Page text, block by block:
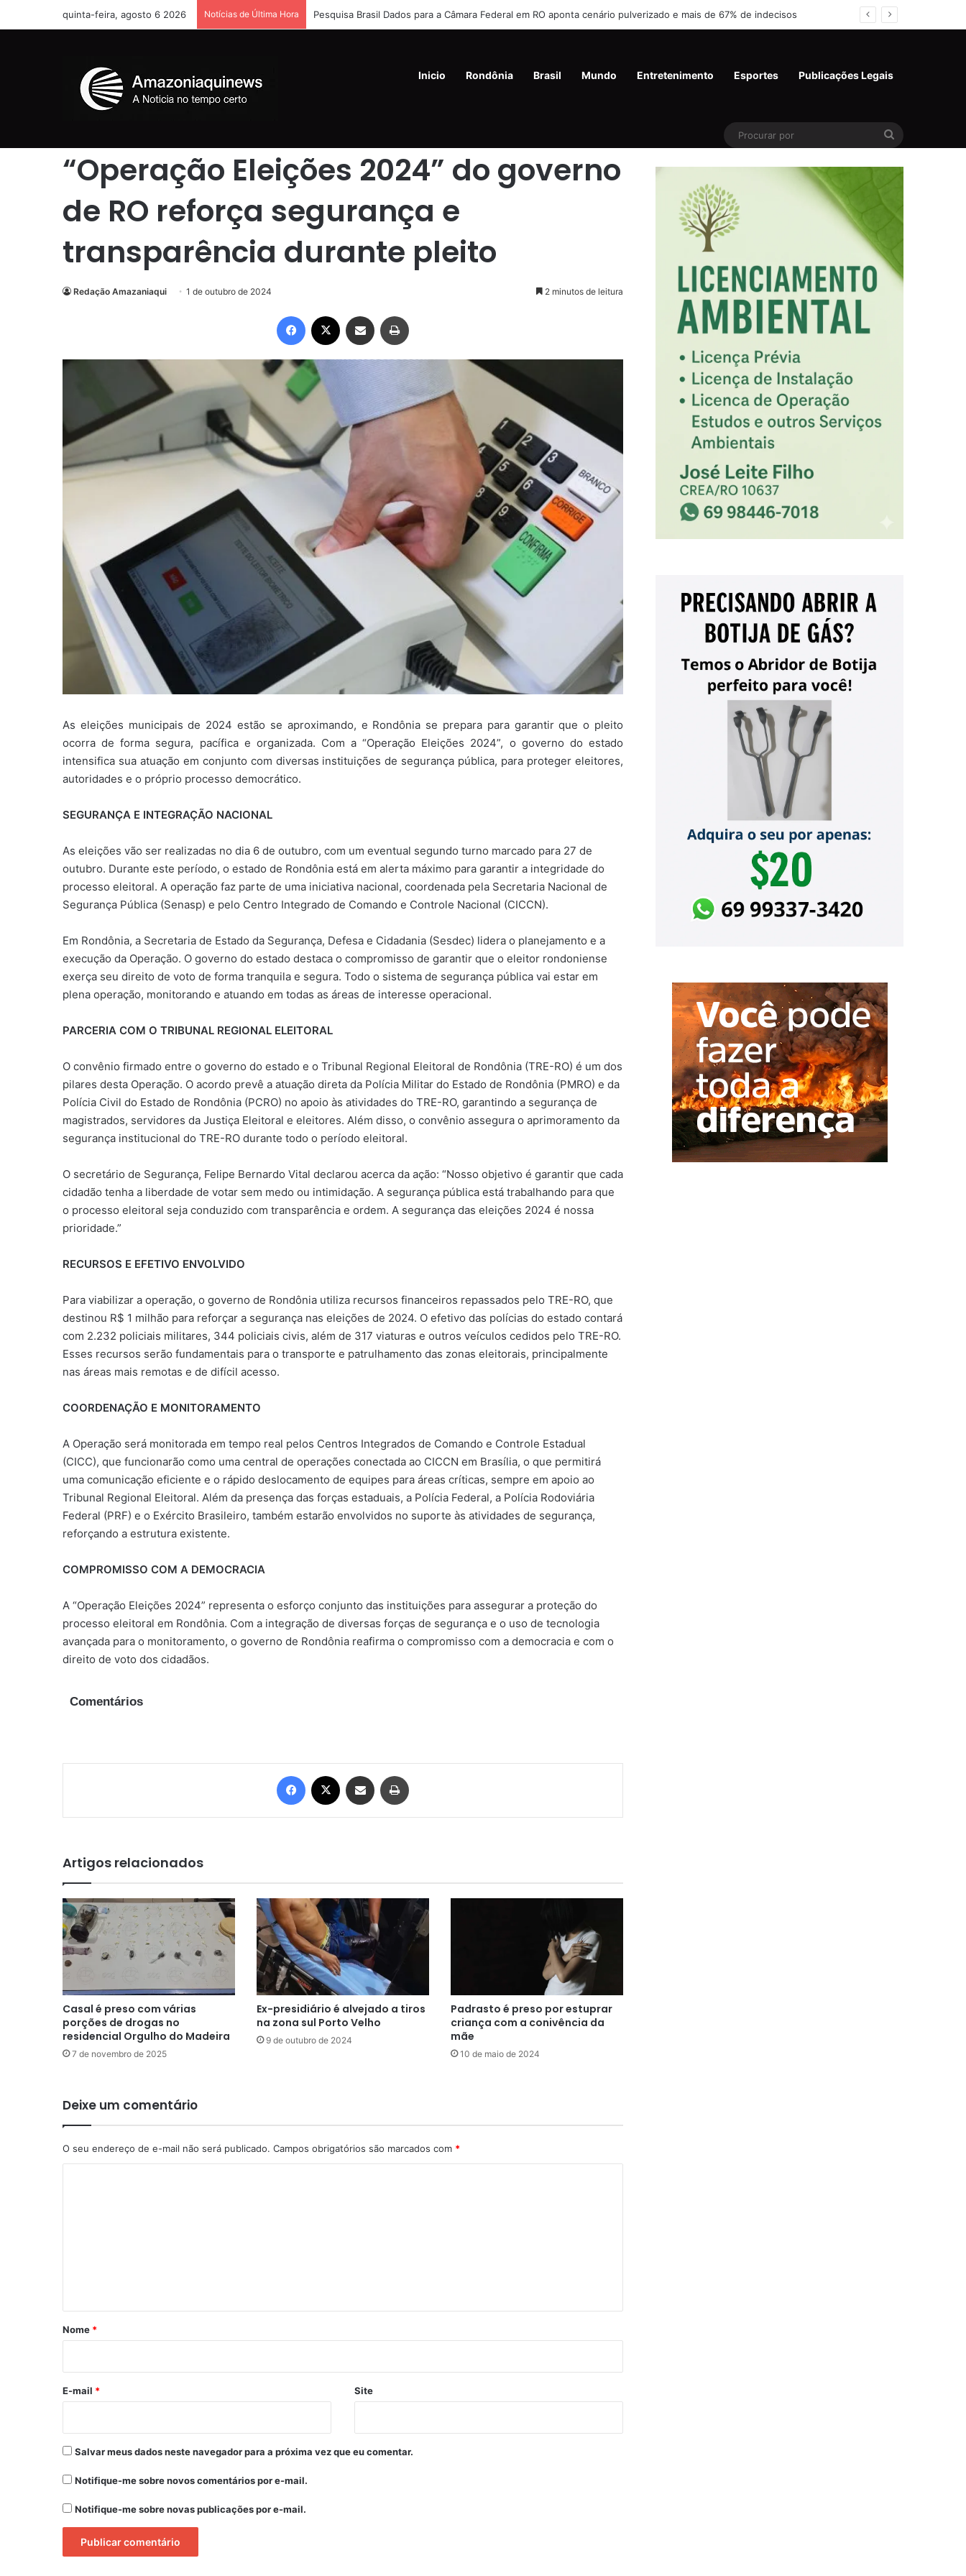
quinta-feira, agosto 6 2026 Notícias de Última Hora Aliados de Flávio Bolsonaro culpam governo Lula por rejeição do centrão e miram 2º turno
Inicio Rondônia Brasil Mundo Entretenimento Esportes Publicações Legais
Procurar
Início /Rondônia/Geral/“Operação Eleições 2024” do governo de RO reforça segurança e transparência durante pleito
“Operação Eleições 2024” do governo
de RO reforça segurança e
transparência durante pleito
Redação Amazaniaqui 1 de outubro de 2024 2 minutos de leitura
Facebook Compartilhar via e-mail
As eleições municipais de 2024 estão se aproximando, e Rondônia se prepara para garantir que o pleito
ocorra de forma segura, pacífica e organizada. Com a “Operação Eleições 2024”, o governo do estado
intensifica sua atuação em conjunto com diversas instituições de segurança pública, para proteger eleitores,
autoridades e o próprio processo democrático.
SEGURANÇA E INTEGRAÇÃO NACIONAL
As eleições vão ser realizadas no dia 6 de outubro, com um eventual segundo turno marcado para 27 de
outubro. Durante este período, o estado de Rondônia está em alerta máximo para garantir a integridade do
processo eleitoral. A operação faz parte de uma iniciativa nacional, coordenada pela Secretaria Nacional de
Segurança Pública (Senasp) e pelo Centro Integrado de Comando e Controle Nacional (CICCN).
Em Rondônia, a Secretaria de Estado da Segurança, Defesa e Cidadania (Sesdec) lidera o planejamento e a
execução da Operação. O governo do estado destaca o compromisso de garantir que o eleitor rondoniense
exerça seu direito de voto de forma tranquila e segura. Todo o sistema de segurança pública vai estar em
plena operação, monitorando e atuando em todas as áreas de interesse operacional.
PARCERIA COM O TRIBUNAL REGIONAL ELEITORAL
O convênio firmado entre o governo do estado e o Tribunal Regional Eleitoral de Rondônia (TRE-RO) é um dos
pilares desta Operação. O acordo prevê a atuação direta da Polícia Militar do Estado de Rondônia (PMRO) e da
Polícia Civil do Estado de Rondônia (PCRO) no apoio às atividades do TRE-RO, garantindo a segurança de
magistrados, servidores da Justiça Eleitoral e eleitores. Além disso, o convênio assegura o aprimoramento da
segurança institucional do TRE-RO durante todo o período eleitoral.
O secretário de Segurança, Felipe Bernardo Vital declarou acerca da ação: “Nosso objetivo é garantir que cada
cidadão tenha a liberdade de votar sem medo ou intimidação. A segurança pública está trabalhando para que
o processo eleitoral seja conduzido com transparência e ordem. A segurança das eleições 2024 é nossa
prioridade.”
RECURSOS E EFETIVO ENVOLVIDO
Para viabilizar a operação, o governo de Rondônia utiliza recursos financeiros repassados pelo TRE-RO, que
destinou R$ 1 milhão para reforçar a segurança nas eleições de 2024. O efetivo das polícias do estado contará
com 2.232 policiais militares, 344 policiais civis, além de 317 viaturas e outros veículos cedidos pelo TRE-RO.
Esses recursos serão fundamentais para o transporte e patrulhamento das zonas eleitorais, principalmente
nas áreas mais remotas e de difícil acesso.
COORDENAÇÃO E MONITORAMENTO
A Operação será monitorada em tempo real pelos Centros Integrados de Comando e Controle Estadual
(CICC), que funcionarão como uma central de operações conectada ao CICCN em Brasília, o que permitirá
uma comunicação eficiente e o rápido deslocamento de equipes para áreas críticas, sempre em apoio ao
Tribunal Regional Eleitoral. Além da presença das forças estaduais, a Polícia Federal, a Polícia Rodoviária
Federal (PRF) e o Exército Brasileiro, também estarão envolvidos no suporte às atividades de segurança,
reforçando a estrutura existente.
COMPROMISSO COM A DEMOCRACIA
A “Operação Eleições 2024” representa o esforço conjunto das instituições para assegurar a proteção do
processo eleitoral em Rondônia. Com a integração de diversas forças de segurança e o uso de tecnologia
avançada para o monitoramento, o governo de Rondônia reafirma o compromisso com a democracia e com o
direito de voto dos cidadãos.
Comentários
Facebook Compartilhar via e-mail
Artigos relacionados
Casal é preso com várias
porções de drogas no
residencial Orgulho do Madeira
7 de novembro de 2025
Ex-presidiário é alvejado a tiros
na zona sul Porto Velho
9 de outubro de 2024
Padrasto é preso por estuprar
criança com a conivência da
mãe
10 de maio de 2024
Deixe um comentário
O seu endereço de e-mail não será publicado. Campos obrigatórios são marcados com *
r
*
Nome *
E-mail * Site
Salvar meus dados neste navegador para a próxima vez que eu comentar.
Notifique-me sobre novos comentários por e-mail.
Notifique-me sobre novas publicações por e-mail.
por: